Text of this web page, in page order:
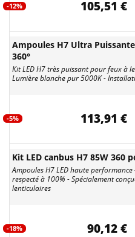
-12% 105,51 €
Ampoules H7 Ultra
360°
Kit LED H7 très puissant pour feux à
Lumière blanche pur 5000K -
-5% 113,91 €
Kit LED canbus H7 85W 360
Ampoules H7 LED haute
respecté à 100% - Spécialement
lenticulaires
-18% 90,12 €